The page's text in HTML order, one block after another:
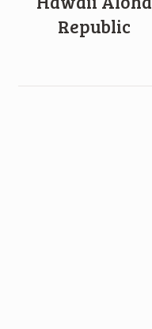
Republic